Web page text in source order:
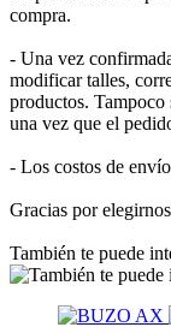
compra.
- Una vez
modificar talles,
productos. Tampoco
una vez que el
- Los costos de
Gracias por
También te puede